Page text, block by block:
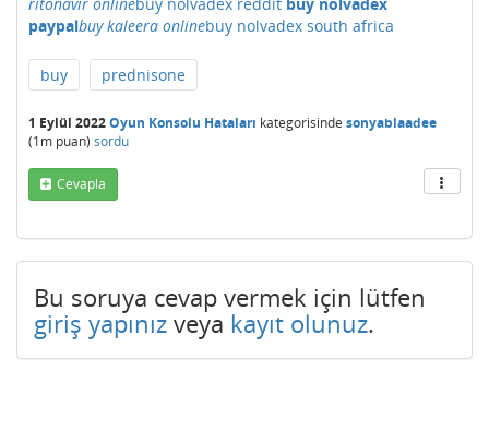
paypalbuy kaleera onlinebuy nolvadex south africa
buy prednisone
1 Eylül 2022Oyun Konsolu Hataları kategorisinde sonyablaadee
(1m puan) sordu
Cevapla
Bu soruya cevap vermek için lütfen
giriş yapınız veya kayıt olunuz.